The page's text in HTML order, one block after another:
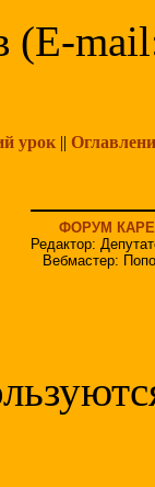
(E-
урок||
ФОРУМ
Редактор:
Вебмастер: